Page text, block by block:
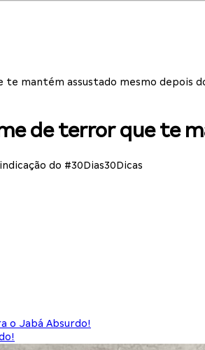
mantém assustado mesmo depois
de terror que te
do #30Dias30Dicas
o Jabá Absurdo!